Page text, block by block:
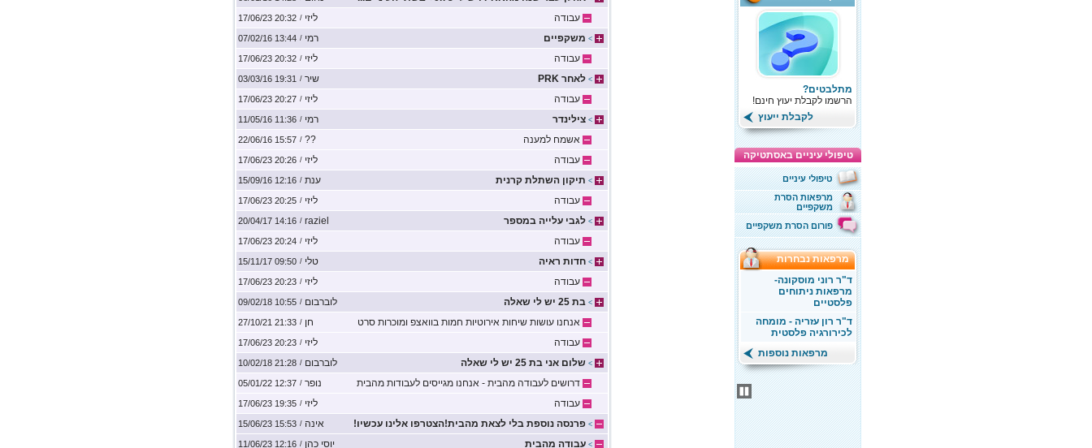
מתלבטים?
הרשמו לקבלת יעוץ חינם!
לקבלת ייעוץ
טיפולי עיניים באסתטיקה
טיפולי עיניים
מרפאות הסרת
משקפיים
פורום הסרת משקפיים
מרפאות נבחרות
ד"ר רוני מוסקונה-
מרפאות ניתוחים
פלסטיים
ד"ר רון עזריה - מומחה
לכירורגיה פלסטית
מרפאות נוספות
עבודה ליזי /
20:32 17/06/23
> משקפיים רמי /
13:44 07/02/16
עבודה ליזי /
20:32 17/06/23
> לאחר PRK שיר /
19:31 03/03/16
עבודה ליזי /
20:27 17/06/23
> צילינדר רמי /
11:36 11/05/16
אשמח למענה ??
/
15:57 22/06/16
עבודה ליזי /
20:26 17/06/23
> תיקון השתלת קרנית ענת /
12:16 15/09/16
עבודה ליזי /
20:25 17/06/23
> לגבי עלייה במספר raziel
/
14:16 20/04/17
עבודה ליזי /
20:24 17/06/23
> חדות ראיה טלי /
09:50 15/11/17
עבודה ליזי /
20:23 17/06/23
> בת 25 יש לי שאלה לוברבום /
10:55 09/02/18
אנחנו עושות שיחות אירוטיות חמות בוואצפ ומוכרות סרט חן /
21:33 27/10/21
עבודה ליזי /
20:23 17/06/23
> שלום אני בת 25 יש לי שאלה לוברבום /
21:28 10/02/18
דרושים לעבודה מהבית - אנחנו מגייסים לעבודות מהבית נופר /
12:37 05/01/22
עבודה ליזי /
19:35 17/06/23
> פרנסה נוספת בלי לצאת מהבית!הצטרפו אלינו עכשיו! אינה /
15:53 15/06/23
> עבודה מהבית יוסי כהן /
12:16 11/06/23